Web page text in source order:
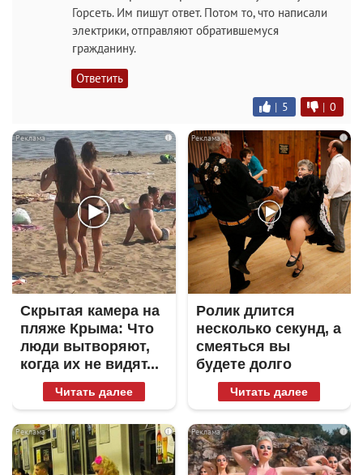
Горсеть. Им пишут ответ. Потом то, что написали
электрики, отправляют обратившемуся
гражданину.
Ответить
| 5 | 0
i
Скрытая камера на
пляже Крыма: Что
люди вытворяют,
когда их не видят...
Читать далее
i
Ролик длится
несколько секунд, а
смеяться вы
будете долго
Читать далее
i i